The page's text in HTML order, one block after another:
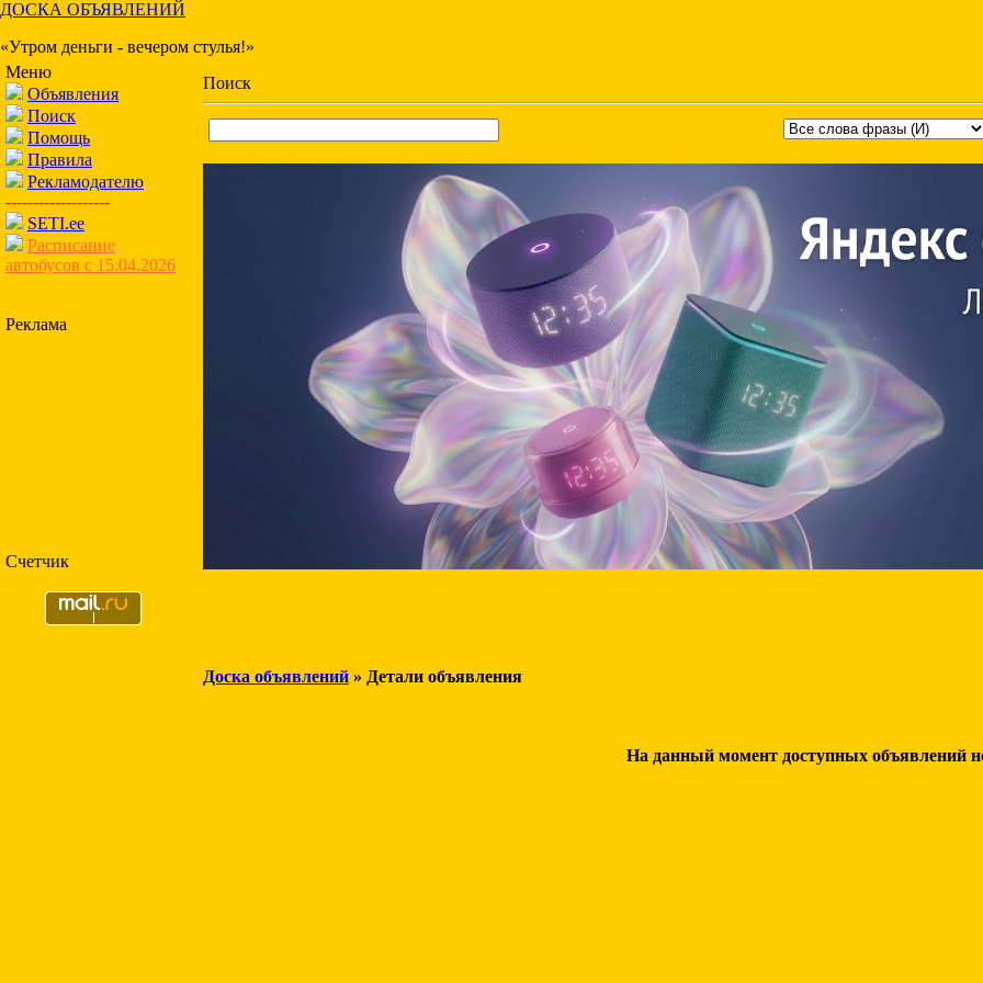
ДОСКА ОБЪЯВЛЕНИЙ
«Утром деньги - вечером стулья!»
Меню
Объявления
Поиск
Помощь
Правила
Рекламодателю
-------------------
SETI.ee
Расписание
автобусов с 15.04.2026
Реклама
Счетчик
Поиск
Доска объявлений » Детали объявления
На данный момент доступных объявлений